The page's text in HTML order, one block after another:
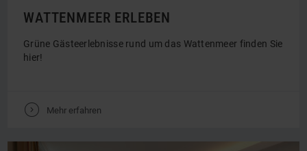
WATTENMEER ERLEBEN
Grüne Gästeerlebnisse rund um das Wattenmeer finden Sie
hier!
V Mehr erfahren